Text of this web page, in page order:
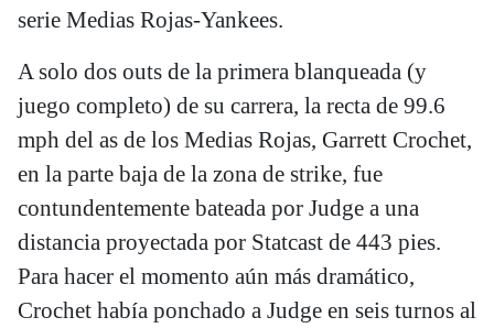
serie Medias Rojas-Yankees.
A solo dos outs de la primera blanqueada (y
juego completo) de su carrera, la recta de 99.6
mph del as de los Medias Rojas, Garrett Crochet,
en la parte baja de la zona de strike, fue
contundentemente bateada por Judge a una
distancia proyectada por Statcast de 443 pies.
Para hacer el momento aún más dramático,
Crochet había ponchado a Judge en seis turnos al